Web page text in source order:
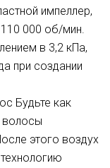
импеллер,
000 об/мин.
в 3,2 кПа,
при создании
Будьте как
волосы
этого воздух